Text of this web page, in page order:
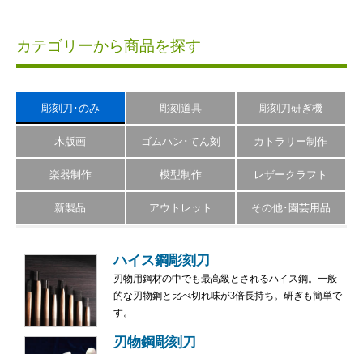
カテゴリーから商品を探す
彫刻刀･のみ 彫刻道具 彫刻刀研ぎ機
木版画 ゴムハン･てん刻 カトラリー制作
楽器制作 模型制作 レザークラフト
新製品 アウトレット その他･園芸用品
ハイス鋼彫刻刀
刃物用鋼材の中でも最高級とされるハイス鋼。一般
的な刃物鋼と比べ切れ味が3倍長持ち。研ぎも簡単で
す。
刃物鋼彫刻刀